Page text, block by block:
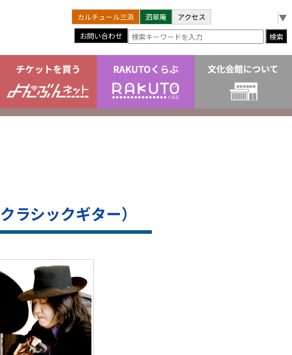
カルチュール三浜 泗翠庵 アクセス ▼
お問い合わせ 検索
シックギター）